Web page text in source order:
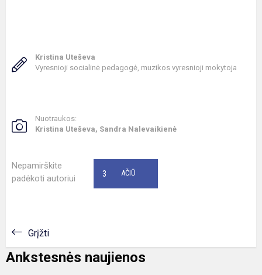
Kristina Uteševa
Vyresnioji socialinė pedagogė, muzikos vyresnioji mokytoja
Nuotraukos:
Kristina Uteševa, Sandra Nalevaikienė
Nepamirškite
padėkoti autoriui
AČIŪ
3
Grįžti
Ankstesnės naujienos